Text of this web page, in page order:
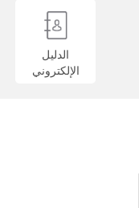
الدليل
الإلكتروني